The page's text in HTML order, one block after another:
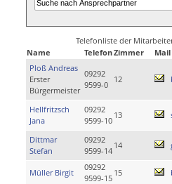
Telefonliste der
Name
TelefonZimmer
Mail
Ploß Andreas
Erster
Bürgermeister
09292
9599-0
12
Hellfritzsch
Jana
09292
9599-10
13
Dittmar
Stefan
09292
9599-14
14
Müller Birgit
09292
9599-15
15